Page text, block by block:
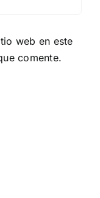
web en este
comente.